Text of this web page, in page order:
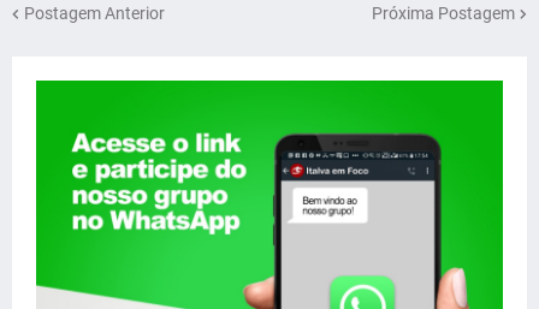
Postagem Anterior Próxima Postagem